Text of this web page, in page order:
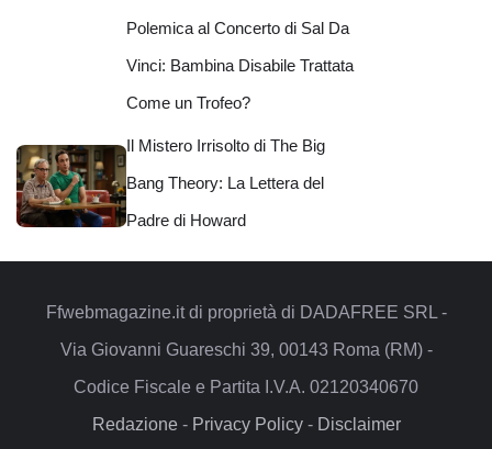
Polemica al Concerto di Sal Da
Vinci: Bambina Disabile Trattata
Come un Trofeo?
Il Mistero Irrisolto di The Big
Bang Theory: La Lettera del
Padre di Howard
Ffwebmagazine.it di proprietà di DADAFREE SRL -
Via Giovanni Guareschi 39, 00143 Roma (RM) -
Codice Fiscale e Partita I.V.A. 02120340670
Redazione- Privacy Policy- Disclaimer